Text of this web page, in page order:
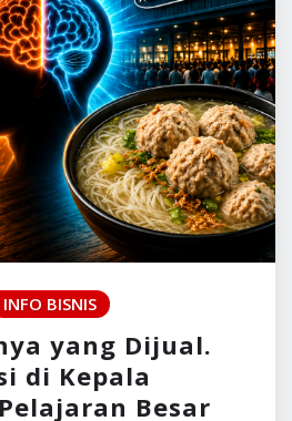
INFO BISNIS
yang Dijual.
di Kepala
Besar